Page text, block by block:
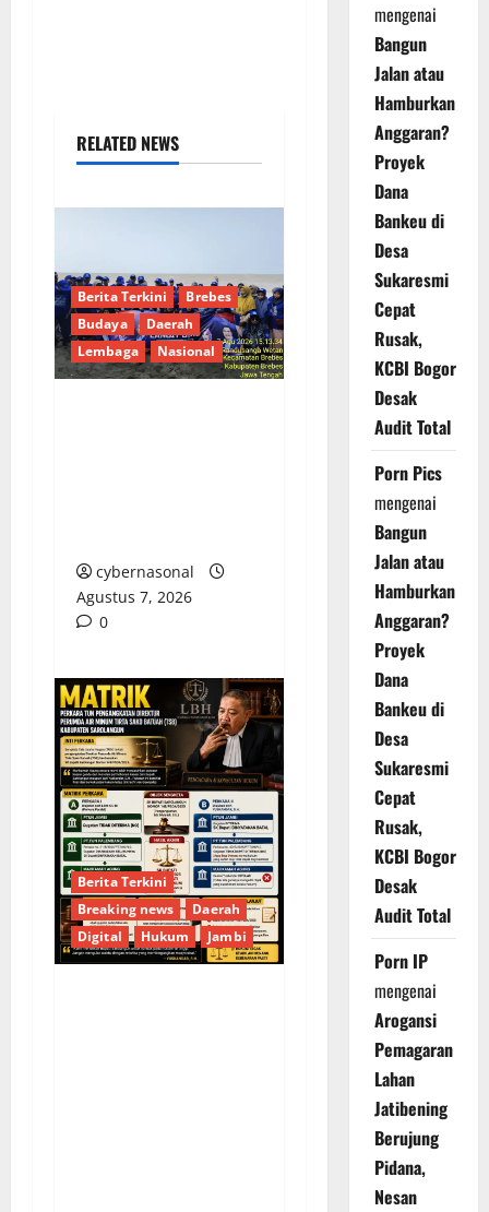
RELATED NEWS
Berita Terkini
Brebes
Budaya
Daerah
Lembaga
Nasional
cybernasonal
Agustus 7, 2026
0
Berita Terkini
Breaking news
Daerah
Digital
Hukum Jambi
mengenai
Bangun
Jalan atau
Hamburkan
Anggaran?
Proyek
Dana
Bankeu di
Desa
Sukaresmi
Cepat
Rusak,
KCBI Bogor
Desak
Audit Total
Porn Pics
mengenai
Bangun
Jalan atau
Hamburkan
Anggaran?
Proyek
Dana
Bankeu di
Desa
Sukaresmi
Cepat
Rusak,
KCBI Bogor
Desak
Audit Total
Porn IP
mengenai
Arogansi
Pemagaran
Lahan
Jatibening
Berujung
Pidana,
Nesan